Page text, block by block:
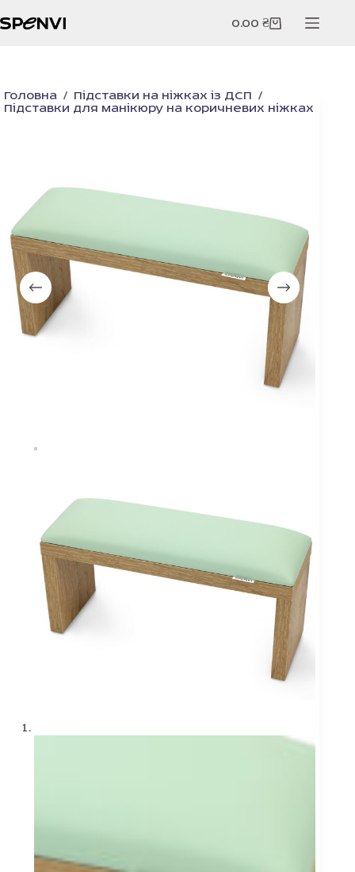
до
вмісту
Кошик
0.00₴
Головна / Підставки на ніжках із ДСП /
Підставки для манікюру на коричневих ніжках